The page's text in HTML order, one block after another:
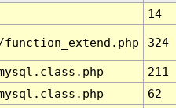
14
324
211
62